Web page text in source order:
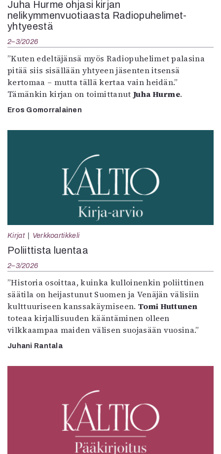
Juha Hurme ohjasi kirjan
nelikymmenvuotiaasta Radiopuhelimet-
yhtyeestä
2–3/2026
”Kuten edeltäjänsä myös Radiopuhelimet palasina
pitää siis sisällään yhtyeen jäsenten itsensä
kertomaa – mutta tällä kertaa vain heidän.”
Tämänkin kirjan on toimittanut Juha Hurme.
Eros Gomorralainen
Kirjat Verkkoartikkeli
Poliittista luentaa
2–3/2026
”Historia osoittaa, kuinka kulloinenkin poliittinen
säätila on heijastunut Suomen ja Venäjän välisiin
kulttuuriseen kanssakäymiseen. Tomi Huttunen
toteaa kirjallisuuden kääntäminen olleen
vilkkaampaa maiden välisen suojasään vuosina.”
Juhani Rantala